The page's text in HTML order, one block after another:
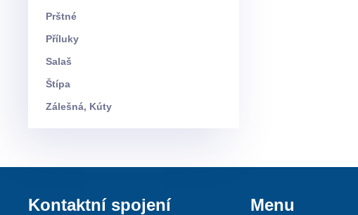
Prštné
Příluky
Salaš
Štípa
Zálešná, Kúty
Kontaktní spojení Menu